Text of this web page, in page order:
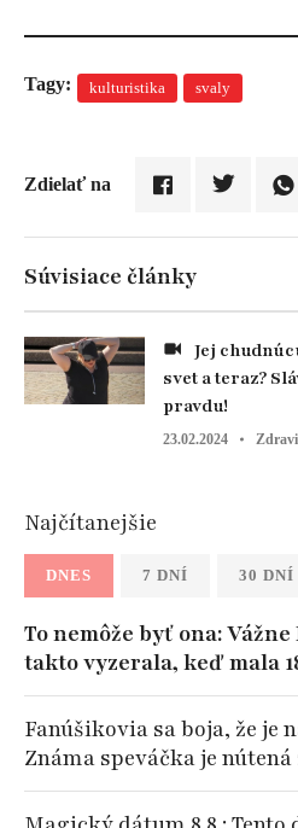
Tagy: kulturistika svaly
Zdielať na
Súvisiace články
svet a teraz?
pravdu!
23.02.2024
Najčítanejšie
DNES 7 DNÍ 30 DNÍ
To nemôže byť ona:
takto vyzerala, keď mala
Fanúšikovia sa boja, že je
Známa speváčka je